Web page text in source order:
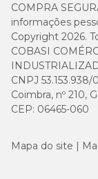
COMPRA
informações
Copyright 2026.
COBASI
CNPJ
Coimbra, nº 210,
CEP: 06465-060
Mapa do site